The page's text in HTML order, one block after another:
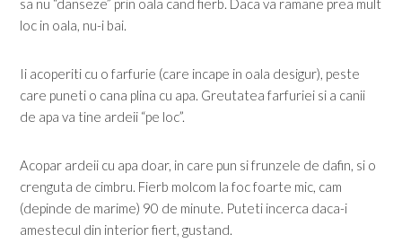
loc in oala, nu-i bai.
Ii acoperiti cu o farfurie (care incape in oala desigur), peste
care puneti o cana plina cu apa. Greutatea farfuriei si a canii
de apa va tine ardeii “pe loc”.
Acopar ardeii cu apa doar, in care pun si frunzele de dafin, si o
crenguta de cimbru. Fierb molcom la foc foarte mic, cam
(depinde de marime) 90 de minute. Puteti incerca daca-i
amestecul din interior fiert, gustand.